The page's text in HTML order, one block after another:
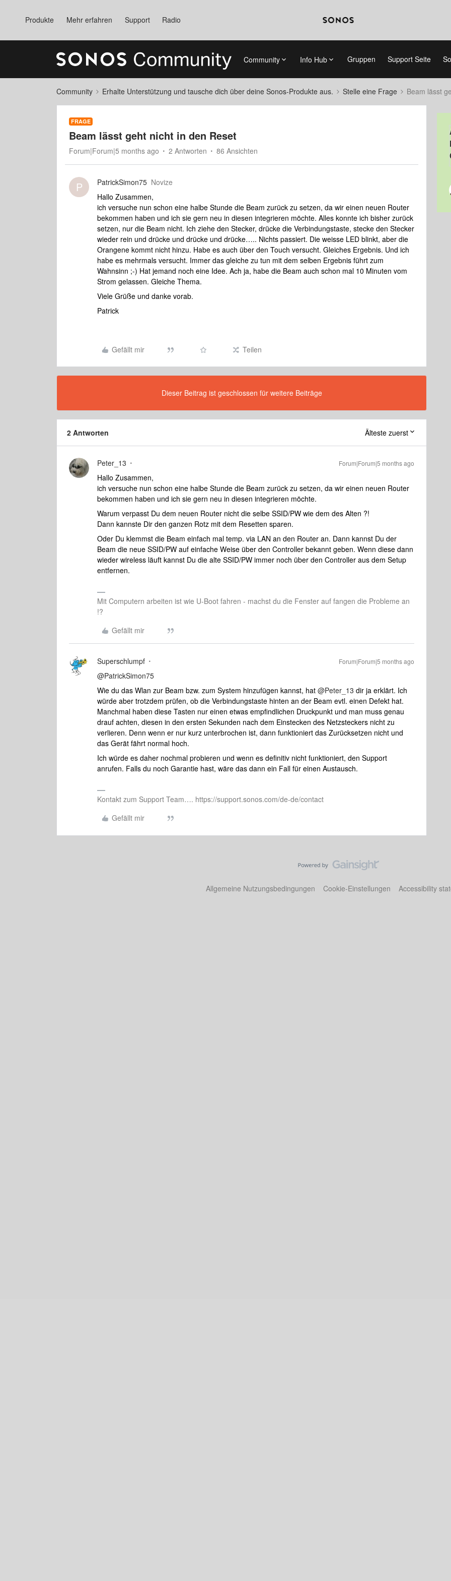
Produkte Mehr erfahren Support Radio
Community Info Hub Gruppen Support Seite
Community Erhalte Unterstützung und tausche dich über deine Sonos-Produkte aus. Stelle eine Frage Beam lässt
FRAGE
Beam lässt geht nicht in den Reset
Forum|Forum|5 months ago 2 Antworten 86 Ansichten
P PatrickSimon75 Novize
Hallo Zusammen,
ich versuche nun schon eine halbe Stunde die Beam zurück zu setzen, da wir einen neuen Router
bekommen haben und ich sie gern neu in diesen integrieren möchte. Alles konnte ich bisher zurück
setzen, nur die Beam nicht. Ich ziehe den Stecker, drücke die Verbindungstaste, stecke den Stecker
wieder rein und drücke und drücke und drücke….. Nichts passiert. Die weisse LED blinkt, aber die
Orangene kommt nicht hinzu. Habe es auch über den Touch versucht. Gleiches Ergebnis. Und ich
habe es mehrmals versucht. Immer das gleiche zu tun mit dem selben Ergebnis führt zum
Wahnsinn ;-) Hat jemand noch eine Idee. Ach ja, habe die Beam auch schon mal 10 Minuten vom
Strom gelassen. Gleiche Thema.
Viele Grüße und danke vorab.
Patrick
Gefällt mir Teilen
Dieser Beitrag ist geschlossen für weitere Beiträge
2 Antworten Älteste zuerst
Peter_13 Forum|Forum|5 months ago
Hallo Zusammen,
ich versuche nun schon eine halbe Stunde die Beam zurück zu setzen, da wir einen neuen Router
bekommen haben und ich sie gern neu in diesen integrieren möchte.
Warum verpasst Du dem neuen Router nicht die selbe SSID/PW wie dem des Alten ?!
Dann kannste Dir den ganzen Rotz mit dem Resetten sparen.
Oder Du klemmst die Beam einfach mal temp. via LAN an den Router an. Dann kannst Du der
Beam die neue SSID/PW auf einfache Weise über den Controller bekannt geben. Wenn diese dann
wieder wireless läuft kannst Du die alte SSID/PW immer noch über den Controller aus dem Setup
entfernen.
Mit Computern arbeiten ist wie U-Boot fahren - machst du die Fenster auf fangen die Probleme an
!?
Gefällt mir
Superschlumpf Forum|Forum|5 months ago
@PatrickSimon75
Wie du das Wlan zur Beam bzw. zum System hinzufügen kannst, hat ​ @Peter_13 dir ja erklärt. Ich
würde aber trotzdem prüfen, ob die Verbindungstaste hinten an der Beam evtl. einen Defekt hat.
Manchmal haben diese Tasten nur einen etwas empfindlichen Druckpunkt und man muss genau
drauf achten, diesen in den ersten Sekunden nach dem Einstecken des Netzsteckers nicht zu
verlieren. Denn wenn er nur kurz unterbrochen ist, dann funktioniert das Zurücksetzen nicht und
das Gerät fährt normal hoch.
Ich würde es daher nochmal probieren und wenn es definitiv nicht funktioniert, den Support
anrufen. Falls du noch Garantie hast, wäre das dann ein Fall für einen Austausch.
Kontakt zum Support Team…. https://support.sonos.com/de-de/contact
Gefällt mir
Allgemeine Nutzungsbedingungen Cookie-Einstellungen Accessibility